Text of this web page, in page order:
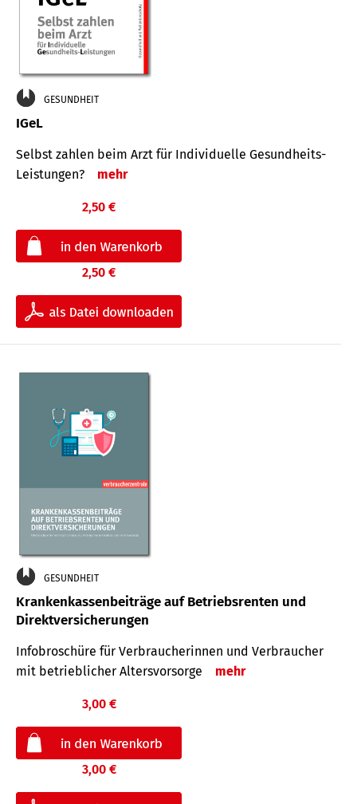
GESUNDHEIT
IGeL
Selbst zahlen beim Arzt für Indi­vidu­elle Gesund­heits-
Leis­tungen?
mehr
2,50 €
2,50 €
GESUNDHEIT
Krankenkassenbeiträge auf Betriebsrenten und
Direktversicherungen
Infobroschüre für Verbraucherinnen und Verbraucher
mit betrieblicher Altersvorsorge
mehr
3,00 €
3,00 €